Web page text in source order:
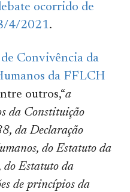
ocorrido de
4/2021.
Convivência da
da FFLCH
outros,“a
da Constituição
da Declaração
do Estatuto da
do Estatuto da
de princípios da